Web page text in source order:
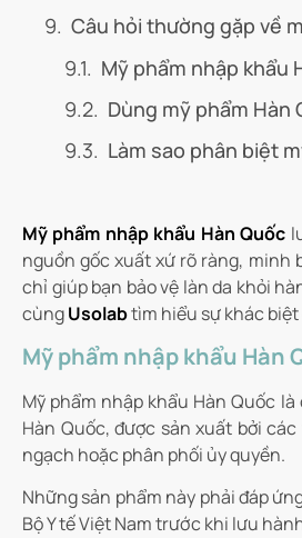
Câu hỏi thường gặp về
Mỹ phẩm nhập khẩu
Dùng mỹ phẩm Hàn
Làm sao phân biệt
Mỹ phẩm nhập khẩu Hàn Quốc
nguồn gốc xuất xứ rõ ràng, minh
chỉ giúp bạn bảo vệ làn da khỏi
cùngUsolabtìm hiểu sự khác
Mỹ phẩm nhập khẩu Hàn
Mỹ phẩm nhập khẩu Hàn Quốc
Hàn Quốc, được sản xuất bởi
ngạch hoặc phân phối ủy quyền.
Những sản phẩm này phải đáp
Bộ Y tế Việt Nam trước khi lưu